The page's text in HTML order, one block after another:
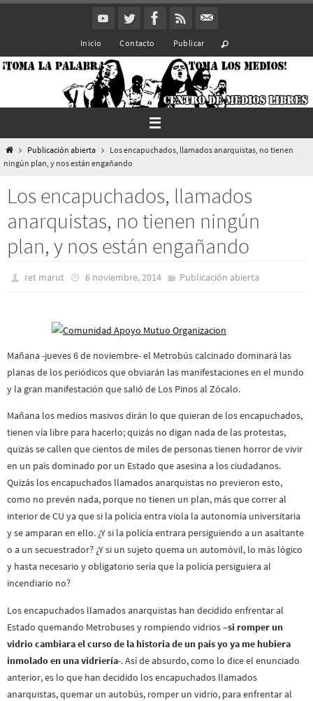
Inicio Contacto Publicar
InicioPublicación abierta
Los encapuchados, llamados anarquistas, no tienen
ningún plan, y nos están engañando
Los encapuchados, llamados
anarquistas, no tienen ningún
plan, y nos están engañando
ret marut 6 noviembre, 2014 Publicación abierta
Mañana -jueves 6 de noviembre- el Metrobús calcinado dominará las
planas de los periódicos que obviarán las manifestaciones en el mundo
y la gran manifestación que salió de Los Pinos al Zócalo.
Mañana los medios masivos dirán lo que quieran de los encapuchados,
tienen vía libre para hacerlo; quizás no digan nada de las protestas,
quizás se callen que cientos de miles de personas tienen horror de vivir
en un país dominado por un Estado que asesina a los ciudadanos.
Quizás los encapuchados llamados anarquistas no previeron esto,
como no prevén nada, porque no tienen un plan, más que correr al
interior de CU ya que si la policía entra viola la autonomía universitaria
y se amparan en ello. ¿Y si la policía entrara persiguiendo a un asaltante
o a un secuestrador? ¿Y si un sujeto quema un automóvil, lo más lógico
y hasta necesario y obligatorio sería que la policía persiguiera al
incendiario no?
Los encapuchados llamados anarquistas han decidido enfrentar al
Estado quemando Metrobuses y rompiendo vidrios –si romper un
vidrio cambiara el curso de la historia de un país yo ya me hubiera
inmolado en una vidriería-. Así de absurdo, como lo dice el enunciado
anterior, es lo que han decidido los encapuchados llamados
anarquistas, quemar un autobús, romper un vidrio, para enfrentar al